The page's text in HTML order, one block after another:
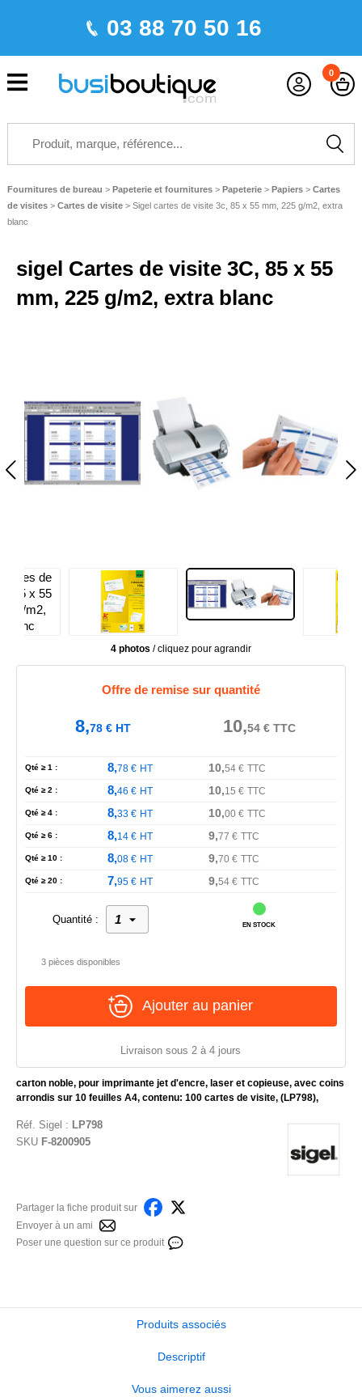
03 88 70 50 16
0
Fournitures de bureau > Papeterie et fournitures > Papeterie > Papiers > Cartes
de visites > Cartes de visite> Sigel cartes de visite 3c, 85 x 55 mm, 225 g/m2, extra
blanc
sigel Cartes de visite 3C, 85 x 55
mm, 225 g/m2, extra blanc
4 photos / cliquez pour agrandir
carton noble, pour imprimante jet d'encre, laser et copieuse, avec coins
arrondis sur 10 feuilles A4, contenu: 100 cartes de visite, (LP798),
Réf. Sigel : LP798
SKU F-8200905
Partager la fiche produit sur
Envoyer à un ami
Poser une question sur ce produit
Offre de remise sur quantité
8,78€HT 10,54€TTC
Qté ≥ 1 : 8,78€ HT 10,54€ TTC
Qté ≥ 2 : 8,46 € HT 10,15 € TTC
Qté ≥ 4 : 8,33€ HT 10,00€ TTC
Qté ≥ 6 : 8,14€ HT 9,77 € TTC
Qté ≥ 10 : 8,08€ HT 9,70€ TTC
Qté ≥ 20 : 7,95€ HT 9,54€ TTC
Quantité :
EN STOCK
3 pièces disponibles
Ajouter au panier
Livraison sous 2 à 4 jours
Produits associés
Descriptif
Vous aimerez aussi